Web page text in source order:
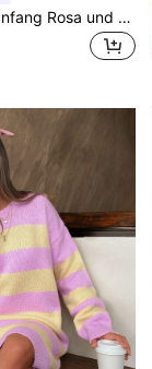
EURMUSE Schulanfang Rosa und Roter Strick-Cardigan mit auffälligen breiten Streifen, V-Ausschnitt, Bindeverschluss vorne und Drop-Shoulder, Strickpullover mit Bindeverschluss vorne, Rosa und Roter Strickpullover, Strickpullover-Set, gestreiftes Stricktop, Damen-Strickwaren